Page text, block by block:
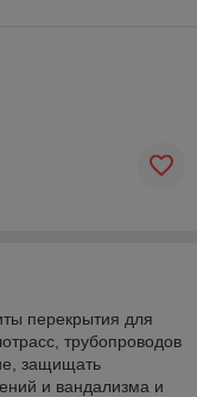
перекрытия для
трубопроводов
защищать
и вандализма и